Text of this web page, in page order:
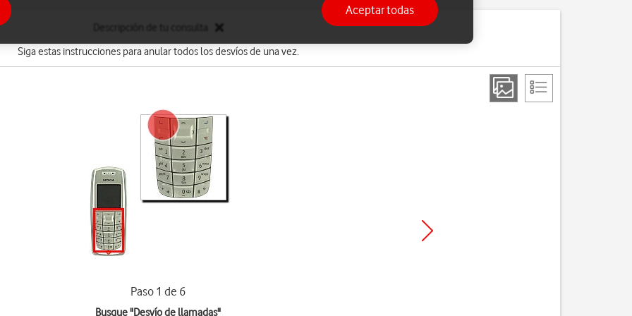
Siga estas instrucciones para anular todos los desvíos de una vez.
Paso 1 de 6
Busque "Desvío de llamadas"
Aceptar todas